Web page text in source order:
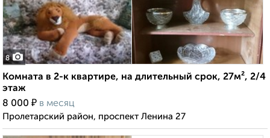
8
Комната в 2-к квартире, на длительный срок, 27м², 2/4
этаж
8 000 ₽ в месяц
Пролетарский район, проспект Ленина 27